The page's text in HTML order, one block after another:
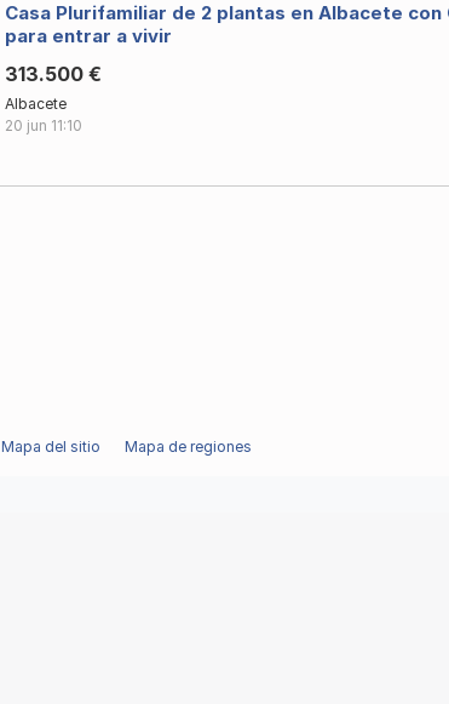
Casa Plurifamiliar de 2 plantas en Albacete con
para entrar a vivir
313.500 €
Albacete
20 jun 11:10
Mapa del sitio Mapa de regiones